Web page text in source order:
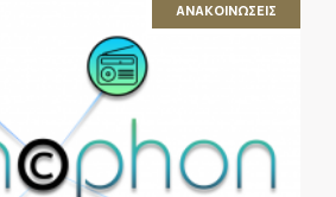
ΑΝΑΚΟΙΝΩΣΕΙΣ